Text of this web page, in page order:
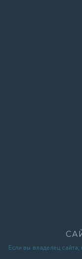
Если вы владелец